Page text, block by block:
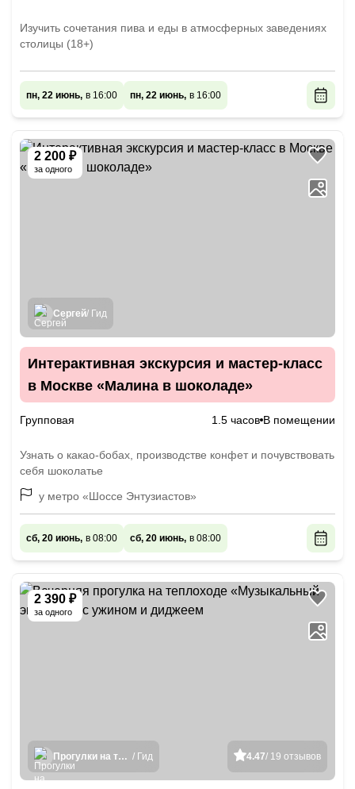
Изучить сочетания пива и еды в атмосферных заведениях
столицы (18+)
пн, 22 июнь, в 16:00 пн, 22 июнь, в 16:00
2 200 ₽
за одного
Сергей/ Гид
Интерактивная экскурсия и мастер-класс
в Москве «Малина в шоколаде»
Групповая 1.5 часов В помещении
Узнать о какао-бобах, производстве конфет и почувствовать
себя шоколатье
у метро «Шоссе Энтузиастов»
сб, 20 июнь, в 08:00 сб, 20 июнь, в 08:00
2 390 ₽
за одного
4.47/ 19 отзывов
Прогулки на теплоходах / Гид